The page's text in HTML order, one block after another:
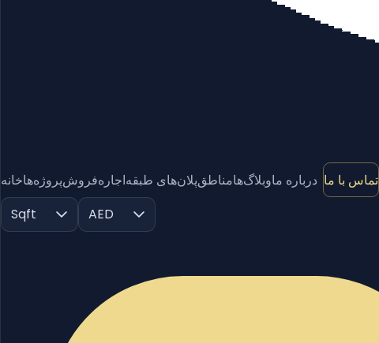
خانهپروژه‌هافروشاجارهپلان‌های طبقهمناطقوبلاگ‌هادرباره ما تماس با ما
Sqft
AED